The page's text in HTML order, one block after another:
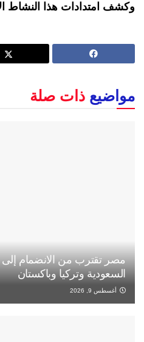
وكشف امتدادات هذا النشاط
مواضيع ذات صلة
مصر تقترب من الانضمام
السعودية وتركيا وباكستان
أغسطس 9, 2026